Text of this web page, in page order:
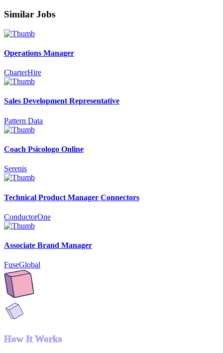
Similar Jobs
Operations Manager
CharterHire
Sales Development Representative
Pattern Data
Coach Psicologo Online
Serenis
Technical Product Manager Connectors
ConductorOne
Associate Brand Manager
FuseGlobal
How It Works